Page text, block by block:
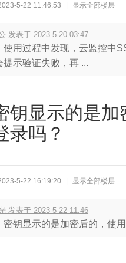
5-22 11:46:53 显示全部楼层
发表于 2023-5-20 03:47
使用过程中发现，云监控中
提示验证失败，再 ...
钥显示的是
录吗？
5-22 16:19:20 显示全部楼层
发表于 2023-5-22 11:46
密钥显示的是加密后的，使